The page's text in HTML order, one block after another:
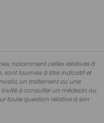
notamment celles relatives à
sont fournies à titre indicatif et
un traitement ou une
à consulter un médecin ou
toute question relative à son